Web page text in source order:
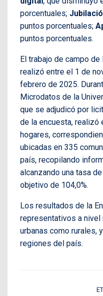
porcentuales;
puntos porcentuales;
puntos porcentuales.
El trabajo de campo
realizó entre el 1 de
febrero de 2025.
Microdatos de la
que se adjudicó por
de la encuesta, realizó
hogares,
ubicadas en 335
país, recopilando
alcanzando una tasa
objetivo de 104,0%.
Los resultados de la
representativos a nivel
urbanas como rurales,
regiones del país.